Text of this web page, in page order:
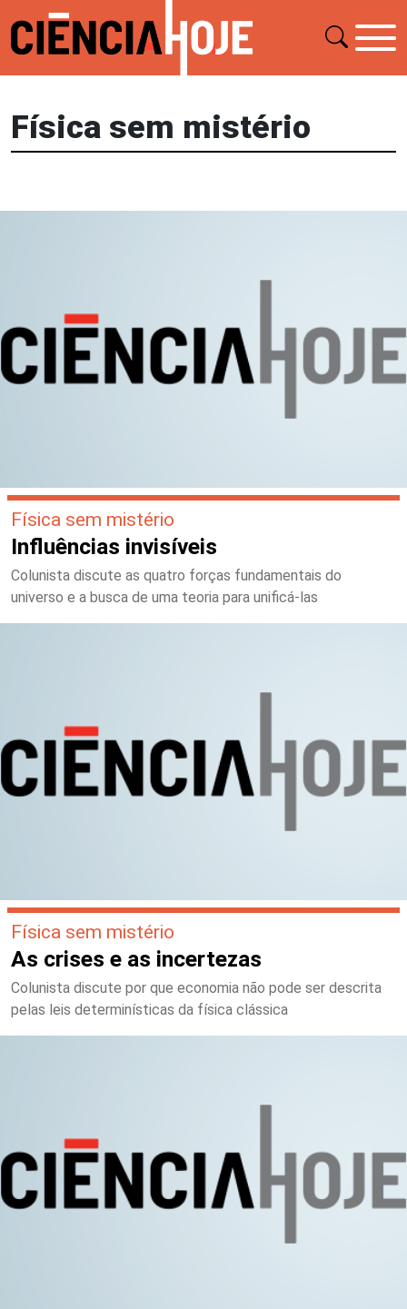
Física sem mistério
Física sem mistério
Influências invisíveis
Colunista discute as quatro forças fundamentais do
universo e a busca de uma teoria para unificá-las
Física sem mistério
As crises e as incertezas
Colunista discute por que economia não pode ser descrita
pelas leis determinísticas da física clássica